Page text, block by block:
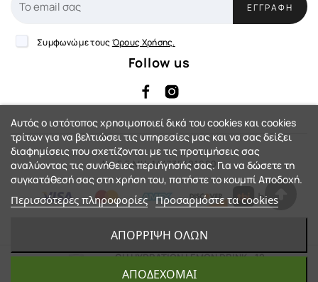
GU HYDRATION LEMON DRINK - 12
TABLETS
ΕΓΓΡΑΦΉ
Συμφωνώ με τους Όρους Χρήσης.
Follow us
Αρ. Γ.Ε.ΜΗ: 144735401000
Αυτός ο ιστότοπος χρησιμοποιεί δικά του cookies και cookies
τρίτων για να βελτιώσει τις υπηρεσίες μας και να σας δείξει
διαφημίσεις που σχετίζονται με τις προτιμήσεις σας
αναλύοντας τις συνήθειες περιήγησής σας. Για να δώσετε τη
συγκατάθεσή σας στη χρήση του, πατήστε το κουμπί Αποδοχή.
Περισσότερες πληροφορίες Προσαρμόστε τα cookies
ΑΠΌΡΡΙΨΗ ΌΛΩΝ
ΑΠΟΔΈΧΟΜΑΙ
© 2023 - Action-Country™. All Rights
Reserved.
eShop by Synergic Software